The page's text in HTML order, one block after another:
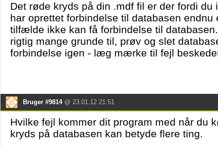
Det røde kryds på din .mdf fil er der fordi du
har oprettet forbindelse til databasen endnu
tilfælde ikke kan få forbindelse til
rigtig mange grunde til, prøv og slet
forbindelse igen - læg mærke til fejl
Bruger #9814 @ 23.01.12 21:51
Hvilke fejl kommer dit program med når du
kryds på databasen kan betyde flere ting.